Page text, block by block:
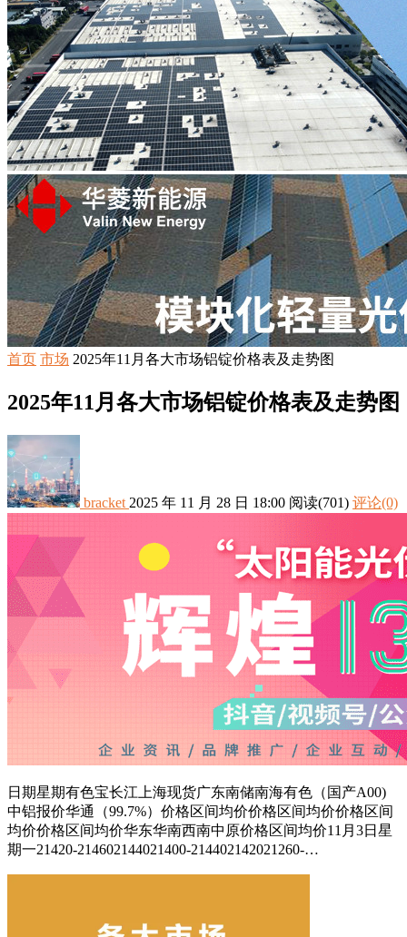
首页 市场 2025年11月各大市场铝锭价格表及走势图
2025年11月各大市场铝锭价格表及走势图
bracket 2025 年 11 月 28 日 18:00 阅读(701) 评论(0)
日期星期有色宝长江上海现货广东南储南海有色（国产A00)
中铝报价华通（99.7%）价格区间均价价格区间均价价格区间
均价价格区间均价华东华南西南中原价格区间均价11月3日星
期一21420-214602144021400-214402142021260-…